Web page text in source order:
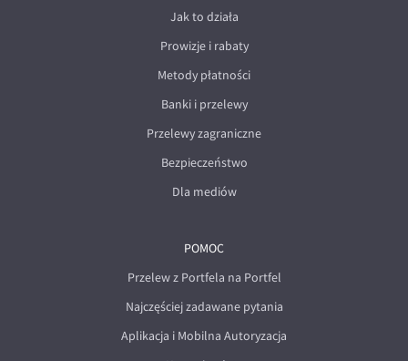
Jak to działa
Prowizje i rabaty
Metody płatności
Banki i przelewy
Przelewy zagraniczne
Bezpieczeństwo
Dla mediów
POMOC
Przelew z Portfela na Portfel
Najczęściej zadawane pytania
Aplikacja i Mobilna Autoryzacja